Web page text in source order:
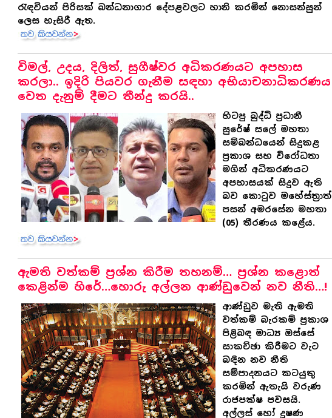
රැඳවියන් පිරිසක් බන්ධනාගාර දේපළවලට හානි කරමින් නොසන්සුන්
ලෙස හැසිරී ඇත.
විමල්, උදය, දිලිත්, සුගීෂ්වර අධිකරණයට අපහාස
කරලා.. ඉදිරි පියවර ගැනීම සඳහා අභියාචනාධිකරණය
වෙත දැනුම් දීමට තීන්දු කරයි..
හිටපු බුද්ධි ප්‍රධානී
සුරේෂ් සලේ මහතා
සම්බන්ධයෙන් සිදුකළ
ප්‍රකාශ සහ විරෝධතා
මගින් අධිකරණයට
අපහාසයක් සිදුව ඇති
බව කොටුව මහේස්ත්‍රාත්
පසන් අමරසේන මහතා
(05) තීරණය කළේය.
ඇමති වත්කම් ප්‍රශ්න කිරීම තහනම්… ප්‍රශ්න කළොත්
කෙළින්ම හිරේ…හොරු අල්ලන ආණ්ඩුවෙන් නව නීති…!
ආණ්ඩුව මැති ඇමති
වත්කම් බැරකම් ප්‍රකාශ
පිළිබඳ මාධ්‍ය ඔස්සේ
සාකච්ඡා කිරීමට වැට
බඳින නව නීති
සම්පාදනයට කටයුතු
කරමින් ඇතැයි වරුණ
රාජපක්ෂ පවසයි.
අල්ලස් හෝ දූෂණ